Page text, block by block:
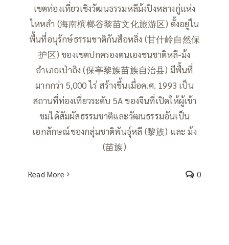
เขตท่องเที่ยวเชิงวัฒนธรรมหลีม้งปิงหลางกู่แห่ง
ไหหลำ (海南槟榔谷黎苗文化旅游区) ตั้งอยู่ใน
พื้นที่อนุรักษ์ธรรมชาติกันสือหลิ่ง (甘什岭自然保
护区) ของเขตปกครองตนเองชนชาติหลี-ม้ง
อำเภอเป่าถิง (保亭黎族苗族自治县) มีพื้นที่
มากกว่า 5,000 ไร่ สร้างขึ้นเมื่อค.ศ. 1993 เป็น
สถานที่ท่องเที่ยวระดับ 5A ของจีนที่เปิดให้ผู้เข้า
ชมได้สัมผัสธรรมชาติและวัฒนธรรมอันเป็น
เอกลักษณ์ของกลุ่มชาติพันธุ์หลี (黎族) และ ม้ง
(苗族)
Read More 0